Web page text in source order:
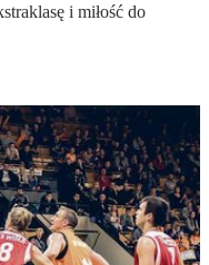
i miłość do